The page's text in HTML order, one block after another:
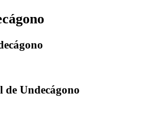
de Undecágono